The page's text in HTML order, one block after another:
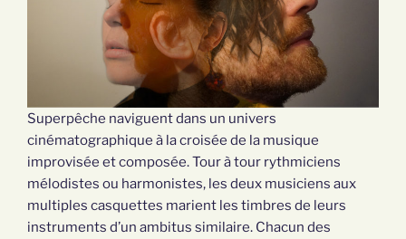
Superpêche naviguent dans un univers
cinématographique à la croisée de la musique
improvisée et composée. Tour à tour rythmiciens
mélodistes ou harmonistes, les deux musiciens aux
multiples casquettes marient les timbres de leurs
instruments d’un ambitus similaire. Chacun des